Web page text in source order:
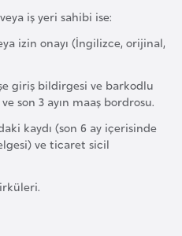
iş yeri sahibi ise:
izin onayı (İngilizce, orijinal,
giriş bildirgesi ve barkodlu
son 3 ayın maaş bordrosu.
kaydı (son 6 ay içerisinde
ve ticaret sicil